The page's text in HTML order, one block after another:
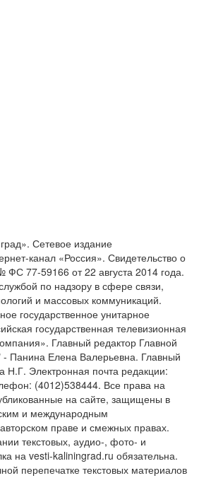
Сетевое издание
канал «Россия». Свидетельство о
77-59166 от 22 августа 2014 года.
по надзору в сфере связи,
и массовых коммуникаций.
государственное унитарное
государственная телевизионная
Главный редактор Главной
- Панина Елена Валерьевна. Главный
Н.Г. Электронная почта редакции:
(4012)538444. Все права на
на сайте, защищены в
и международным
праве и смежных правах.
текстовых, аудио-, фото- и
на vesti-kaliningrad.ru обязательна.
перепечатке текстовых материалов